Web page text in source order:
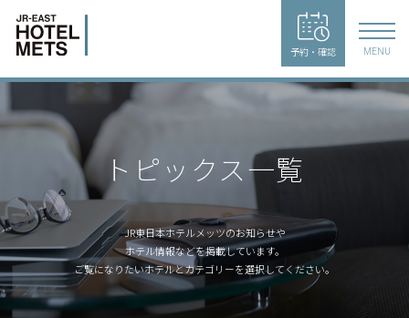
予約・確認 MENU
トピックス一覧
JR東日本ホテルメッツのお知らせや
ホテル情報などを掲載しています。
ご覧になりたいホテルとカテゴリーを選択してください。